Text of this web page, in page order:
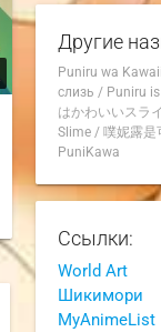
ЛГБТ
слизнем, эхх
artim2
Другие
Puniru wa
слизь / Puniru
はかわいいスラ
Slime/ 噗妮露是
PuniKawa
Ссылки:
World Art
Шикимори
MyAnimeList